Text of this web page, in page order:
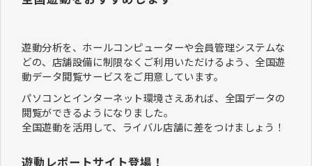
遊動分析を、ホールコンピューターや会員管理システムな
どの、店舗設備に制限なくご利用いただけるよう、全国遊
動データ閲覧サービスをご用意しています。
パソコンとインターネット環境さえあれば、全国データの
閲覧ができるようになりました。
全国遊動を活用して、ライバル店舗に差をつけましょう！
遊動レポートサイト登場！